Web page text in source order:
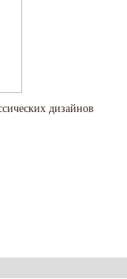
дизайнов